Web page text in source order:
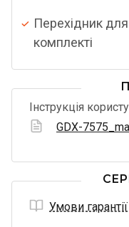
Перехідник
комплекті
Інструкція
GDX-
Умови гарантії